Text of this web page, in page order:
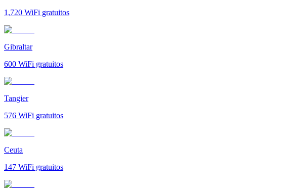
1,720 WiFi gratuitos
Gibraltar
600 WiFi gratuitos
Tangier
576 WiFi gratuitos
Ceuta
147 WiFi gratuitos